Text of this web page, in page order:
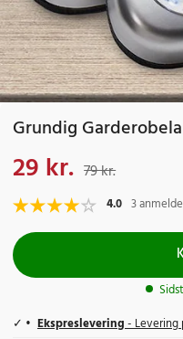
Grundig
Nuværende pris
29 kr. 79 kr.
4.0 3
Ekspreslevering- Levering